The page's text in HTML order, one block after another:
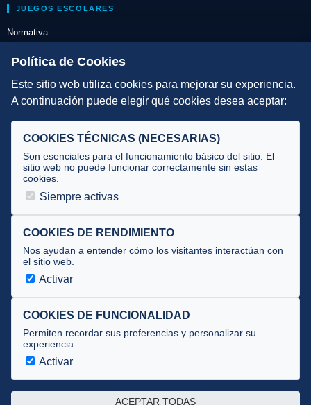
JUEGOS ESCOLARES
Normativa
Escuelas de Triatlón
DIRECCIÓN TÉCNICA
Selecciones
Tecnificación
JUECES Y OFICIALES
Documentos
Cursos
Circulares oficiales
Convocatorias y Equipaciones
Av. José Atarés 101, semisótano. 50018 Zaragoza
Política de Cookies
Este sitio web utiliza cookies para mejorar su experiencia.
A continuación puede elegir qué cookies desea aceptar:
COOKIES TÉCNICAS (NECESARIAS)
Son esenciales para el funcionamiento básico del sitio. El
sitio web no puede funcionar correctamente sin estas
cookies.
Siempre activas
COOKIES DE RENDIMIENTO
Nos ayudan a entender cómo los visitantes interactúan con
el sitio web.
Activar
COOKIES DE FUNCIONALIDAD
Permiten recordar sus preferencias y personalizar su
experiencia.
Activar
ACEPTAR TODAS